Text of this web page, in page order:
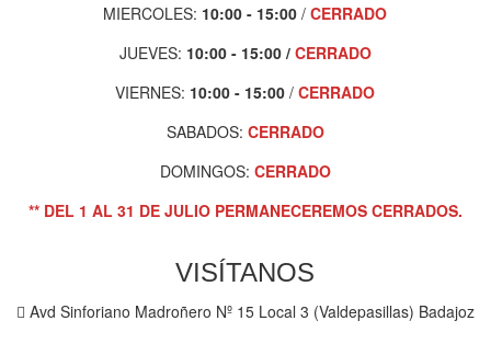
MIERCOLES: 10:00 - 15:00 /CERRADO
JUEVES: 10:00 - 15:00/ CERRADO
VIERNES: 10:00 - 15:00 /CERRADO
SABADOS: CERRADO
DOMINGOS: CERRADO
** DEL 1 AL 31 DE JULIO PERMANECEREMOS CERRADOS.
VISÍTANOS
Avd Sinforiano Madroñero Nº 15 Local 3 (Valdepasillas) Badajoz